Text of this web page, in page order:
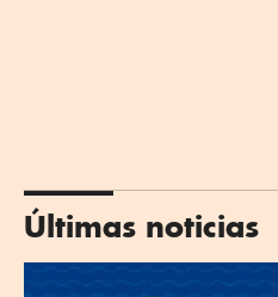
Últimas noticias